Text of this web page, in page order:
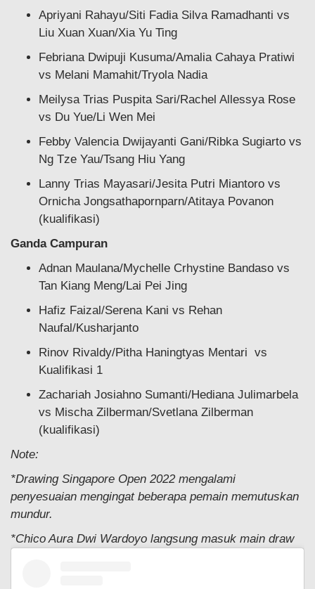
Apriyani Rahayu/Siti Fadia Silva Ramadhanti vs
Liu Xuan Xuan/Xia Yu Ting
Febriana Dwipuji Kusuma/Amalia Cahaya Pratiwi
vs Melani Mamahit/Tryola Nadia
Meilysa Trias Puspita Sari/Rachel Allessya Rose
vs Du Yue/Li Wen Mei
Febby Valencia Dwijayanti Gani/Ribka Sugiarto vs
Ng Tze Yau/Tsang Hiu Yang
Lanny Trias Mayasari/Jesita Putri Miantoro vs
Ornicha Jongsathapornparn/Atitaya Povanon
(kualifikasi)
Ganda Campuran
Adnan Maulana/Mychelle Crhystine Bandaso vs
Tan Kiang Meng/Lai Pei Jing
Hafiz Faizal/Serena Kani vs Rehan
Naufal/Kusharjanto
Rinov Rivaldy/Pitha Haningtyas Mentari vs
Kualifikasi 1
Zachariah Josiahno Sumanti/Hediana Julimarbela
vs Mischa Zilberman/Svetlana Zilberman
(kualifikasi)
Note:
*Drawing Singapore Open 2022 mengalami
penyesuaian mengingat beberapa pemain memutuskan
mundur.
*Chico Aura Dwi Wardoyo langsung masuk main draw